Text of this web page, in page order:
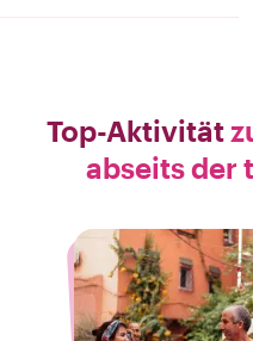
Top-Aktivität
abseits der